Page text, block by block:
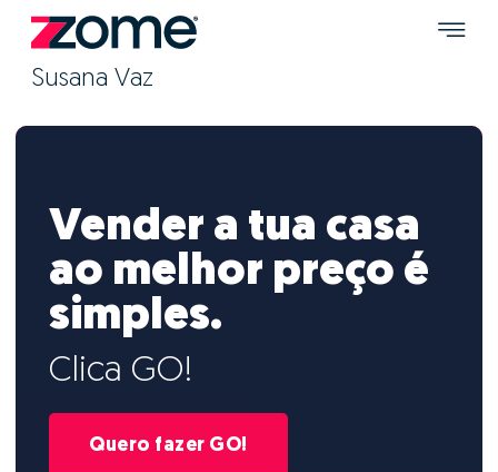
Susana Vaz
Vender a tua casa
ao melhor preço é
simples.
Clica GO!
Quero fazer GO!